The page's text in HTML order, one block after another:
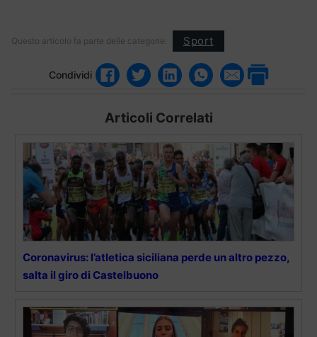
Questo articolo fa parte delle categorie: Sport
Condividi
Articoli Correlati
Coronavirus: l’atletica siciliana perde un altro pezzo,
salta il giro di Castelbuono